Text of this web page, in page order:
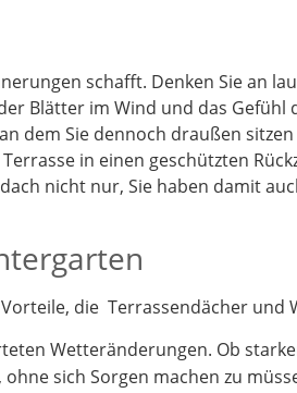
schafft. Denken Sie an
Blätter im Wind und das
dem Sie dennoch draußen
in einen geschützten
nicht nur, Sie haben damit
die Terrassendächer
Wetteränderungen. Ob
sich Sorgen machen zu